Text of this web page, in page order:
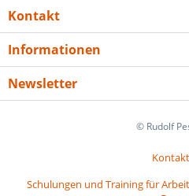
Kontakt
Informationen
Newsletter
© Rudolf
Kontakt
Schulungen und Training für